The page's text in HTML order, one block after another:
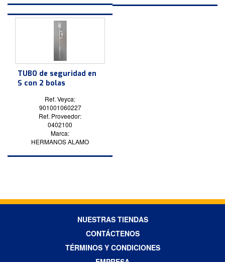
TUBO de seguridad en
S con 2 bolas
Ref. Veyca:
901001060227
Ref. Proveedor:
0402100
Marca:
HERMANOS ALAMO
NUESTRAS TIENDAS
CONTÁCTENOS
TÉRMINOS Y CONDICIONES